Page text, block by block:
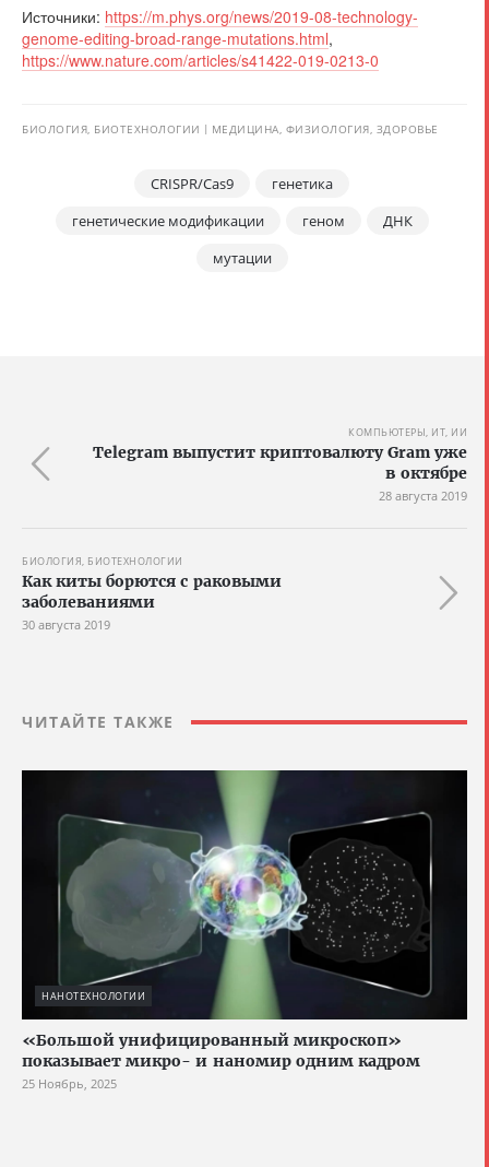
Источники: https://m.phys.org/news/2019-08-technology-
genome-editing-broad-range-mutations.html,
https://www.nature.com/articles/s41422-019-0213-0
БИОЛОГИЯ, БИОТЕХНОЛОГИИ МЕДИЦИНА, ФИЗИОЛОГИЯ, ЗДОРОВЬЕ
CRISPR/Cas9
генетика
генетические модификации
геном
ДНК
мутации
КОМПЬЮТЕРЫ, ИТ, ИИ
Telegram выпустит криптовалюту Gram уже
в октябре
28 августа 2019
БИОЛОГИЯ, БИОТЕХНОЛОГИИ
Как киты борются с раковыми
заболеваниями
30 августа 2019
ЧИТАЙТЕ ТАКЖЕ
НАНОТЕХНОЛОГИИ
«Большой унифицированный микроскоп»
показывает микро- и наномир одним кадром
25 Ноябрь, 2025